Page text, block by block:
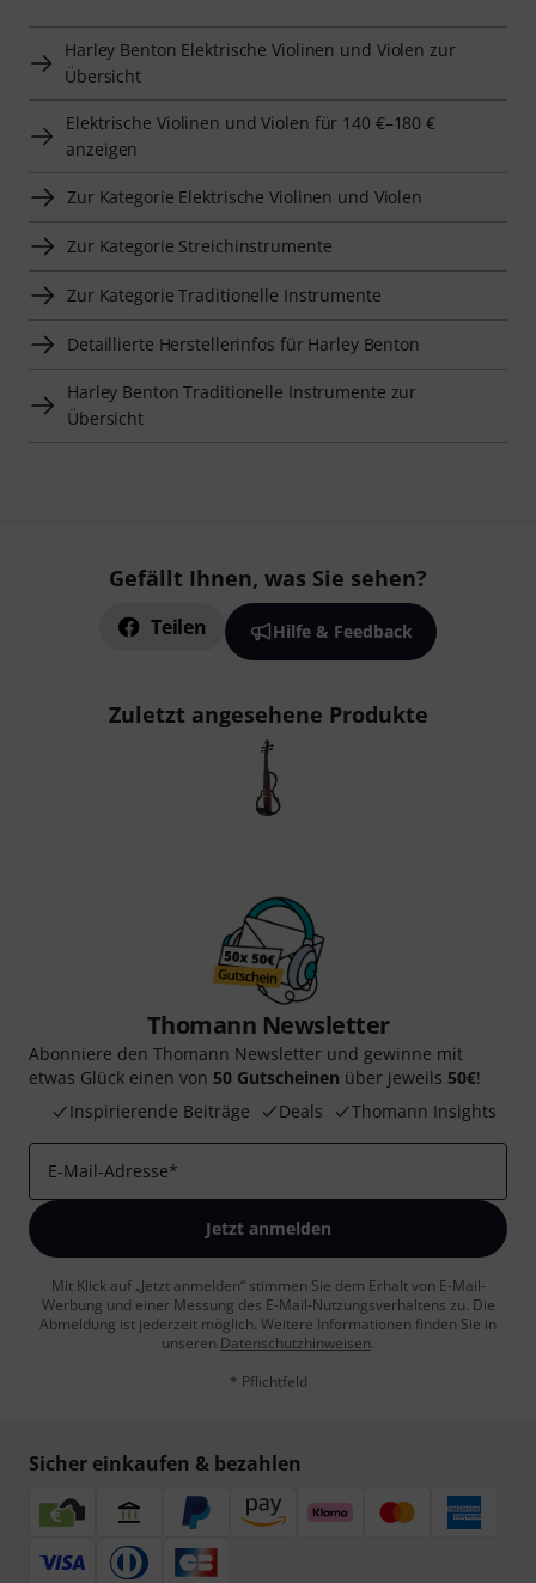
Harley Benton Elektrische Violinen und Violen zur
Übersicht
Elektrische Violinen und Violen für 140 €–180 €
anzeigen
Zur Kategorie Elektrische Violinen und Violen
Zur Kategorie Streichinstrumente
Zur Kategorie Traditionelle Instrumente
Detaillierte Herstellerinfos für Harley Benton
Harley Benton Traditionelle Instrumente zur
Übersicht
Gefällt Ihnen, was Sie sehen?
Teilen Hilfe & Feedback
Zuletzt angesehene Produkte
Thomann Newsletter
Abonniere den Thomann Newsletter und gewinne mit
etwas Glück einen von 50 Gutscheinen über jeweils 50€!
Inspirierende Beiträge
Deals Thomann Insights
E-Mail-Adresse*
Jetzt anmelden
Mit Klick auf „Jetzt anmelden“ stimmen Sie dem Erhalt von E-Mail-
Werbung und einer Messung des E-Mail-Nutzungsverhaltens zu. Die
Abmeldung ist jederzeit möglich. Weitere Informationen finden Sie in
unseren Datenschutzhinweisen.
* Pflichtfeld
Sicher einkaufen & bezahlen